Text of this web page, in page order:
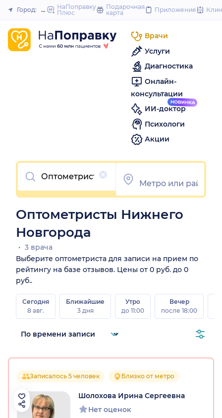
to
Закрыть
Город: Нижний Новгород
НаПоправку
Плюс
Подарочная
карта
Приложение
Врачи
Услуги
Диагностика
Онлайн-
консультации
ИИ-доктор
Психологи
Акции
Очистить
Оптометристы Нижнего
Новгорода
3 врача
Выберите оптометриста для записи на прием по
рейтингу на базе отзывов. Цены от 0 руб. до 0
руб..
Сегодня
8 авг.
Ближайшие
3 дня
Утро
до 11:00
Вечер
после 18:00
Записалось 5 человек Близко от метро
Шолохова Ирина Сергеевна
Нет оценок